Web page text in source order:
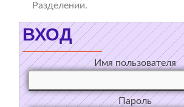
Разделении.
ВХОД
Имя пользователя
Пароль